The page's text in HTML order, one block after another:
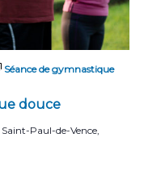
douce
Séance de gymnastique
Saint-Paul-de-Vence,